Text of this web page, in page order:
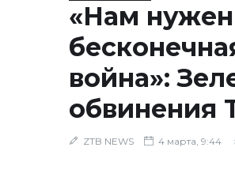
«Нам
война»:
обвинения
ZTB NEWS 4 марта, 9:44